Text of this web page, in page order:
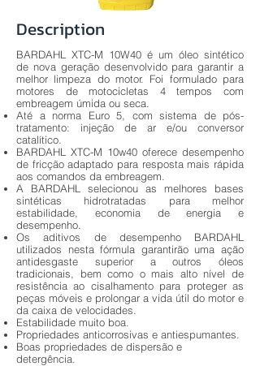
Description
BARDAHL XTC-M 10W40 é um óleo sintético
de nova geração desenvolvido para garantir a
melhor limpeza do motor. Foi formulado para
motores de motocicletas 4 tempos com
embreagem úmida ou seca.
Até a norma Euro 5, com sistema de pós-
tratamento: injeção de ar e/ou conversor
catalítico.
BARDAHL XTC-M 10w40 oferece desempenho
de fricção adaptado para resposta mais rápida
aos comandos da embreagem.
A BARDAHL selecionou as melhores bases
sintéticas hidrotratadas para melhor
estabilidade, economia de energia e
desempenho.
Os aditivos de desempenho BARDAHL
utilizados nesta fórmula garantirão uma ação
antidesgaste superior a outros óleos
tradicionais, bem como o mais alto nível de
resistência ao cisalhamento para proteger as
peças móveis e prolongar a vida útil do motor e
da caixa de velocidades.
Estabilidade muito boa.
Propriedades anticorrosivas e antiespumantes.
Boas propriedades de dispersão e
detergência.